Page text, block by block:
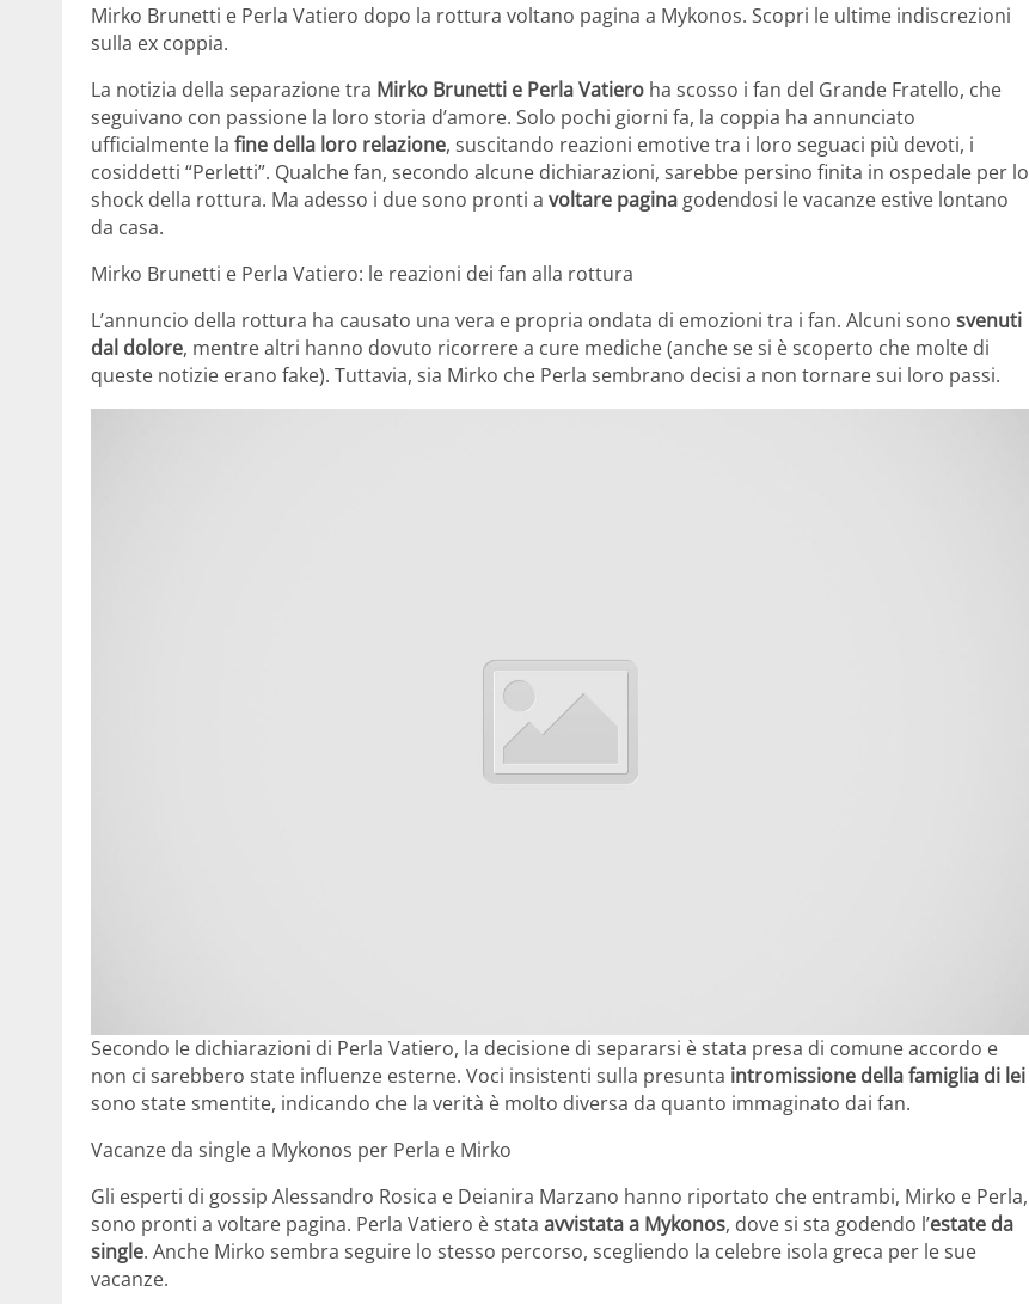
Mirko Brunetti e Perla Vatiero dopo la rottura voltano pagina a Mykonos. Scopri le ultime indiscrezioni
sulla ex coppia.
La notizia della separazione tra Mirko Brunetti e Perla Vatiero ha scosso i fan del Grande Fratello, che
seguivano con passione la loro storia d’amore. Solo pochi giorni fa, la coppia ha annunciato
ufficialmente la fine della loro relazione, suscitando reazioni emotive tra i loro seguaci più devoti, i
cosiddetti “Perletti”. Qualche fan, secondo alcune dichiarazioni, sarebbe persino finita in ospedale per lo
shock della rottura. Ma adesso i due sono pronti a voltare pagina godendosi le vacanze estive lontano
da casa.
Mirko Brunetti e Perla Vatiero: le reazioni dei fan alla rottura
L’annuncio della rottura ha causato una vera e propria ondata di emozioni tra i fan. Alcuni sono svenuti
dal dolore, mentre altri hanno dovuto ricorrere a cure mediche (anche se si è scoperto che molte di
queste notizie erano fake). Tuttavia, sia Mirko che Perla sembrano decisi a non tornare sui loro passi.
Secondo le dichiarazioni di Perla Vatiero, la decisione di separarsi è stata presa di comune accordo e
non ci sarebbero state influenze esterne. Voci insistenti sulla presunta intromissione della famiglia di lei
sono state smentite, indicando che la verità è molto diversa da quanto immaginato dai fan.
Vacanze da single a Mykonos per Perla e Mirko
Gli esperti di gossip Alessandro Rosica e Deianira Marzano hanno riportato che entrambi, Mirko e Perla,
sono pronti a voltare pagina. Perla Vatiero è stata avvistata a Mykonos, dove si sta godendo l’estate da
single. Anche Mirko sembra seguire lo stesso percorso, scegliendo la celebre isola greca per le sue
vacanze.